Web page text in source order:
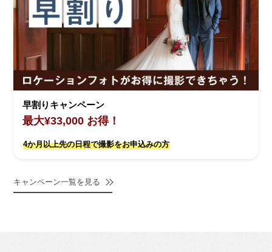
早割りキャンペーン
最大¥33,000 お得！
4か月以上先の日程で撮影をお申込みの方
キャンペーン一覧を見る